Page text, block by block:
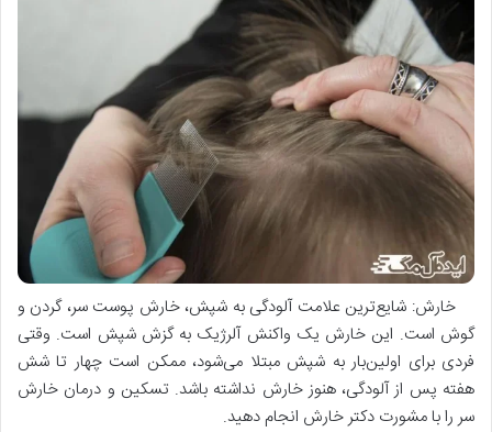
خارش: شایع‌ترین علامت آلودگی به شپش، خارش پوست سر، گردن و
گوش است. این خارش یک واکنش آلرژیک به گزش شپش است. وقتی
فردی برای اولین‌بار به شپش مبتلا می‌­شود، ممکن است چهار تا شش
هفته پس از آلودگی، هنوز خارش نداشته باشد. تسکین و درمان خارش
سر را با مشورت دکتر خارش انجام دهید.